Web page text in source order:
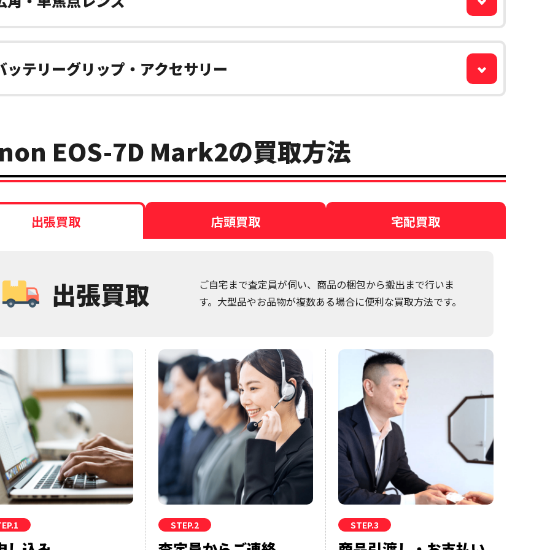
ッテリーグリップ・アクセサリー
EOS-7D Mark2の買取方法
出張買取 店頭買取 宅配買取
出張買取
ご自宅まで査定員が伺い、商品の梱包から搬出まで行いま
す。大型品やお品物が複数ある場合に便利な買取方法です。
STEP.2 STEP.3